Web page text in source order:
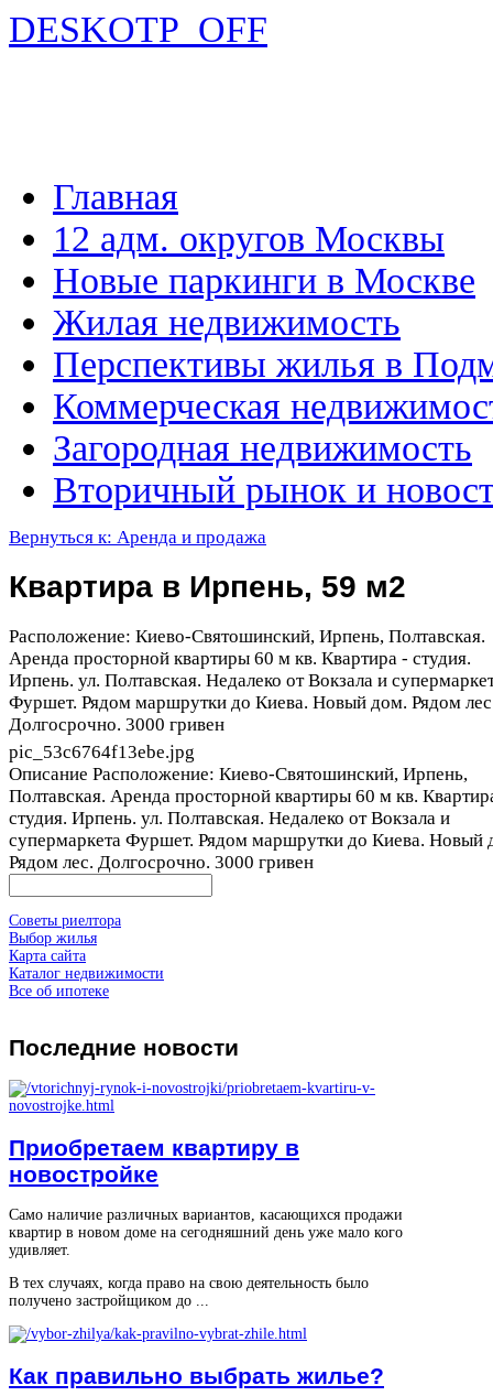
DESKOTP_OFF
Главная
12 адм. округов Москвы
Новые паркинги в Москве
Жилая недвижимость
Перспективы жилья в
Коммерческая
Загородная недвижимость
Вторичный рынок и
Вернуться к: Аренда и продажа
Квартира в Ирпень, 59 м2
Расположение: Киево-Святошинский, Ирпень, Полтавская.
Аренда просторной квартиры 60 м кв. Квартира - студия.
Ирпень. ул. Полтавская. Недалеко от Вокзала и
Фуршет. Рядом маршрутки до Киева. Новый дом. Рядом
Долгосрочно. 3000 гривен
pic_53c6764f13ebe.jpg
Описание Расположение: Киево-Святошинский, Ирпень,
Полтавская. Аренда просторной квартиры 60 м кв.
студия. Ирпень. ул. Полтавская. Недалеко от Вокзала и
супермаркета Фуршет. Рядом маршрутки до Киева. Новый
Рядом лес. Долгосрочно. 3000 гривен
Советы риелтора
Выбор жилья
Карта сайта
Каталог недвижимости
Все об ипотеке
Последние новости
Приобретаем квартиру в
новостройке
Само наличие различных вариантов, касающихся продажи
квартир в новом доме на сегодняшний день уже мало кого
удивляет.
В тех случаях, когда право на свою деятельность было
получено застройщиком до ...
Как правильно выбрать жилье?